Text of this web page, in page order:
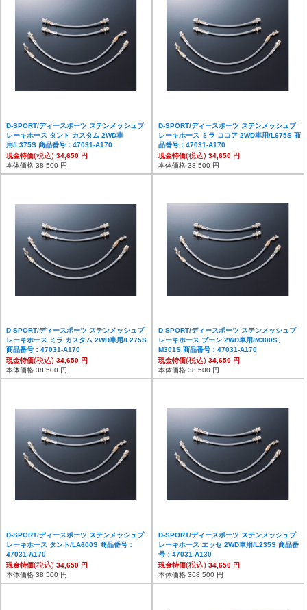
D-SPORT/ディースポーツ ステンメッシュブ
レーキホース タント カスタム 2WD車
用/L375S 商品番号：47031-A170
現金特価(税込) 34,650 円
本体価格 38,500 円
D-SPORT/ディースポーツ ステンメッシュブ
レーキホース ミラ ココア 2WD車用/L675S 商
品番号：47031-A170
現金特価(税込) 34,650 円
本体価格 38,500 円
D-SPORT/ディースポーツ ステンメッシュブ
レーキホース ミラ カスタム 2WD車用/L275S
商品番号：47031-A170
現金特価(税込) 34,650 円
本体価格 38,500 円
D-SPORT/ディースポーツ ステンメッシュブ
レーキホース ブーン 2WD車用/M300S、
M301S 商品番号：47031-A170
現金特価(税込) 34,650 円
本体価格 38,500 円
D-SPORT/ディースポーツ ステンメッシュブ
レーキホース タント/LA600S 商品番号：
47031-A170
現金特価(税込) 34,650 円
本体価格 38,500 円
D-SPORT/ディースポーツ ステンメッシュブ
レーキホース エッセ 2WD車用/L235S 商品番
号：47031-A130
現金特価(税込) 34,650 円
本体価格 368,500 円